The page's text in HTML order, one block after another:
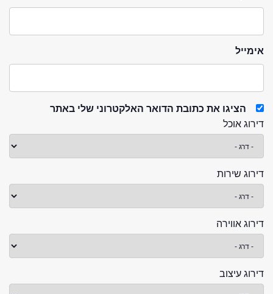
אימייל
הציגו את כתובת הדואר האלקטרוני שלי באתר
דירוג אוכל
דירוג שירות
דירוג אווירה
דירוג עיצוב